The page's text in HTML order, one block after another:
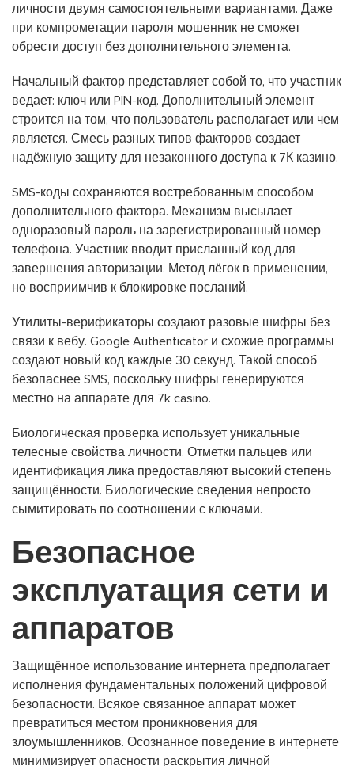
личности двумя самостоятельными вариантами. Даже
при компрометации пароля мошенник не сможет
обрести доступ без дополнительного элемента.
Начальный фактор представляет собой то, что участник
ведает: ключ или PIN-код. Дополнительный элемент
строится на том, что пользователь располагает или чем
является. Смесь разных типов факторов создает
надёжную защиту для незаконного доступа к 7К казино.
SMS-коды сохраняются востребованным способом
дополнительного фактора. Механизм высылает
одноразовый пароль на зарегистрированный номер
телефона. Участник вводит присланный код для
завершения авторизации. Метод лёгок в применении,
но восприимчив к блокировке посланий.
Утилиты-верификаторы создают разовые шифры без
связи к вебу. Google Authenticator и схожие программы
создают новый код каждые 30 секунд. Такой способ
безопаснее SMS, поскольку шифры генерируются
местно на аппарате для 7k casino.
Биологическая проверка использует уникальные
телесные свойства личности. Отметки пальцев или
идентификация лика предоставляют высокий степень
защищённости. Биологические сведения непросто
сымитировать по соотношении с ключами.
Безопасное
эксплуатация сети и
аппаратов
Защищённое использование интернета предполагает
исполнения фундаментальных положений цифровой
безопасности. Всякое связанное аппарат может
превратиться местом проникновения для
злоумышленников. Осознанное поведение в интернете
минимизирует опасности раскрытия личной